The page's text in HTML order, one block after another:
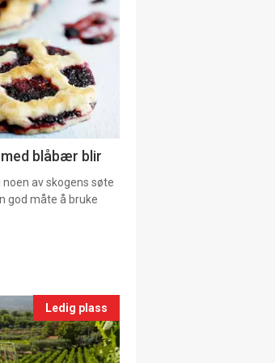
blåbær blir
av skogens søte
god måte å bruke
Ledig plass